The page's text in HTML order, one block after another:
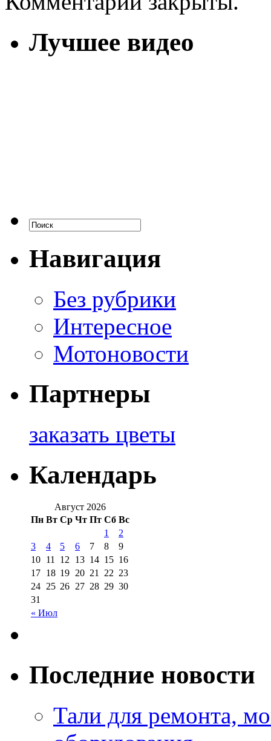
Лучшее видео
Навигация
Без рубрики
Интересное
Мотоновости
Партнеры
заказать цветы
Календарь
Август 2026
Пн Вт Ср Чт Пт Сб Вс
« Июл
1
2
3
4 5 6 7 8
9
10 11 12 13 14 15 16
17 18 19 20 21 22 23
24 25 26 27 28 29 30
31
Последние новости
Тали для ремонта,